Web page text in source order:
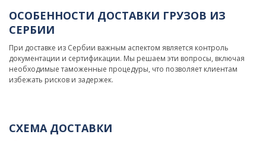
ОСОБЕННОСТИ ДОСТАВКИ ГРУЗОВ ИЗ
СЕРБИИ
При доставке из Сербии важным аспектом является контроль
документации и сертификации. Мы решаем эти вопросы, включая
необходимые таможенные процедуры, что позволяет клиентам
избежать рисков и задержек.
СХЕМА ДОСТАВКИ